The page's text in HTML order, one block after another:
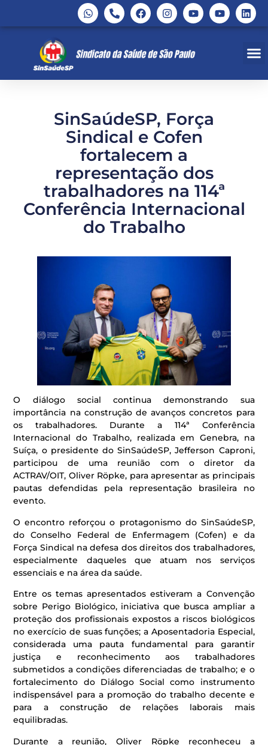
SinSaúdeSP, Força
Sindical e Cofen
fortalecem a
representação dos
trabalhadores na 114ª
Conferência Internacional
do Trabalho
O diálogo social continua demonstrando sua
importância na construção de avanços concretos para
os trabalhadores. Durante a 114ª Conferência
Internacional do Trabalho, realizada em Genebra, na
Suíça, o presidente do SinSaúdeSP, Jefferson Caproni,
participou de uma reunião com o diretor da
ACTRAV/OIT, Oliver Röpke, para apresentar as principais
pautas defendidas pela representação brasileira no
evento.
O encontro reforçou o protagonismo do SinSaúdeSP,
do Conselho Federal de Enfermagem (Cofen) e da
Força Sindical na defesa dos direitos dos trabalhadores,
especialmente daqueles que atuam nos serviços
essenciais e na área da saúde.
Entre os temas apresentados estiveram a Convenção
sobre Perigo Biológico, iniciativa que busca ampliar a
proteção dos profissionais expostos a riscos biológicos
no exercício de suas funções; a Aposentadoria Especial,
considerada uma pauta fundamental para garantir
justiça e reconhecimento aos trabalhadores
submetidos a condições diferenciadas de trabalho; e o
fortalecimento do Diálogo Social como instrumento
indispensável para a promoção do trabalho decente e
para a construção de relações laborais mais
equilibradas.
Durante a reunião, Oliver Röpke reconheceu a